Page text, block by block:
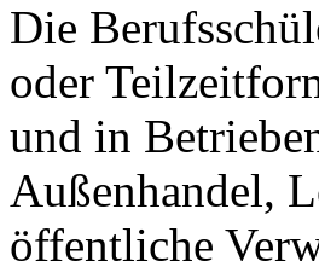
Die
oder
und in
Außenhandel,
öffentliche